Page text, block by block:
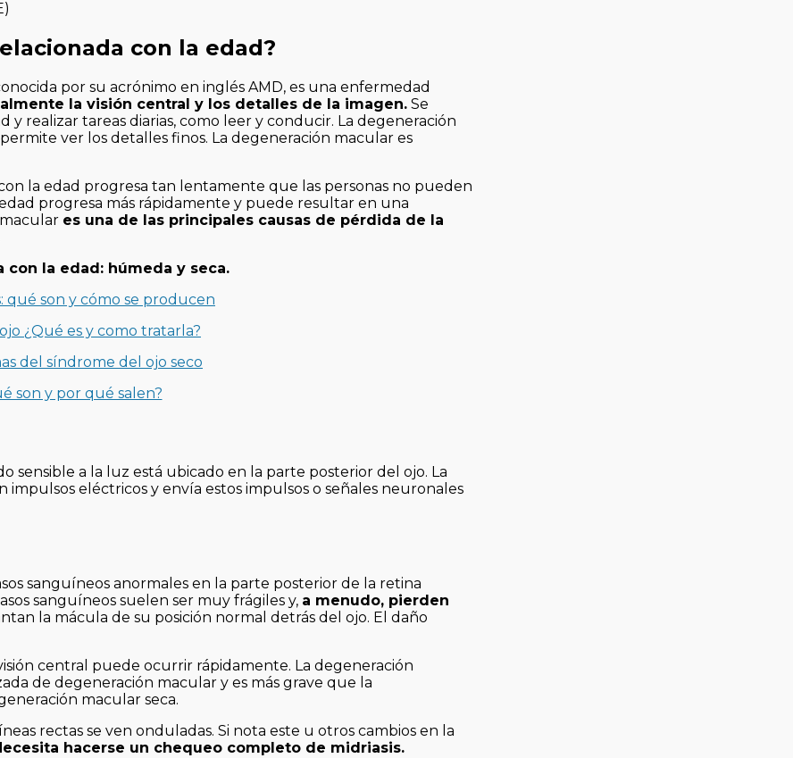
con la edad?
por su acrónimo en inglés AMD, es una enfermedad
la visión central y los detalles de la imagen. Se
realizar tareas diarias, como leer y conducir. La degeneración
ver los detalles finos. La degeneración macular es
la edad progresa tan lentamente que las personas no pueden
progresa más rápidamente y puede resultar en una
es una de las principales causas de pérdida de la
la edad: húmeda y seca.
qué son y cómo se producen
¿Qué es y como tratarla?
del síndrome del ojo seco
son y por qué salen?
sensible a la luz está ubicado en la parte posterior del ojo. La
eléctricos y envía estos impulsos o señales neuronales
sanguíneos anormales en la parte posterior de la retina
sanguíneos suelen ser muy frágiles y, a menudo, pierden
la mácula de su posición normal detrás del ojo. El daño
central puede ocurrir rápidamente. La degeneración
de degeneración macular y es más grave que la
macular seca.
rectas se ven onduladas. Si nota este u otros cambios en la
hacerse un chequeo completo de midriasis.